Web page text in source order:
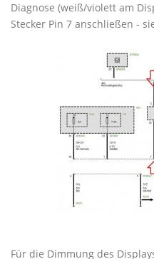
Diagnose (weiß/violett am
Stecker Pin 7 anschließen -
Für die Dimmung des